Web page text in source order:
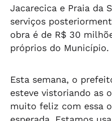
Jacarecica e Praia da
serviços
obra é de R$ 30
próprios do Município.
Esta semana, o
esteve vistoriando as
muito feliz com essa